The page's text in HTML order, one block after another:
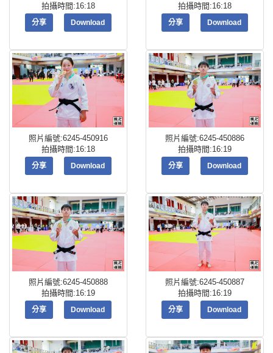
拍攝時間:16:18
分享 Download
拍攝時間:16:18
分享 Download
照片編號:6245-450916
拍攝時間:16:18
分享 Download
照片編號:6245-450886
拍攝時間:16:19
分享 Download
照片編號:6245-450888
拍攝時間:16:19
分享 Download
照片編號:6245-450887
拍攝時間:16:19
分享 Download